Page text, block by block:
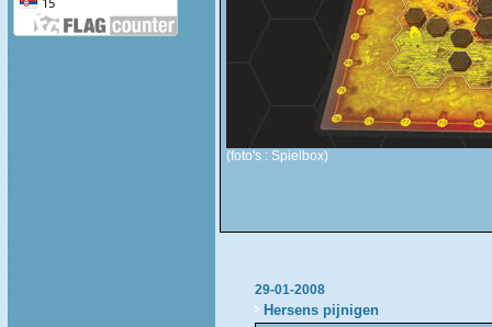
(foto's : Spielbox)
29-01-2008
Hersens pijnigen